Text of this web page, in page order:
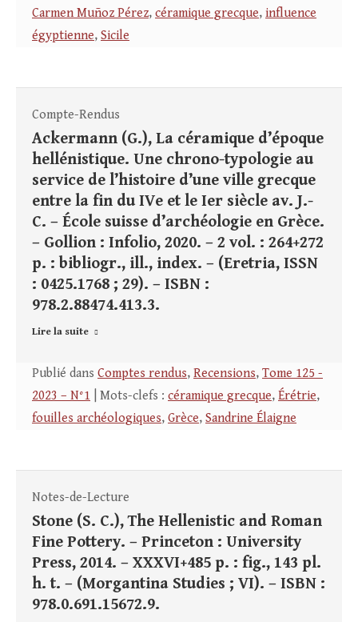
Carmen Muñoz Pérez, céramique grecque, influence
égyptienne, Sicile
Compte-Rendus
Ackermann (G.), La céramique d’époque
hellénistique. Une chrono-typologie au
service de l’histoire d’une ville grecque
entre la fin du IVe et le Ier siècle av. J.-
C. – École suisse d’archéologie en Grèce.
– Gollion : Infolio, 2020. – 2 vol. : 264+272
p. : bibliogr., ill., index. – (Eretria, ISSN
: 0425.1768 ; 29). – ISBN :
978.2.88474.413.3.
Lire la suite
Publié dans Comptes rendus, Recensions, Tome 125 -
2023 – N°1 | Mots-clefs : céramique grecque, Érétrie,
fouilles archéologiques, Grèce, Sandrine Élaigne
Notes-de-Lecture
Stone (S. C.), The Hellenistic and Roman
Fine Pottery. – Princeton : University
Press, 2014. – XXXVI+485 p. : fig., 143 pl.
h. t. – (Morgantina Studies ; VI). – ISBN :
978.0.691.15672.9.